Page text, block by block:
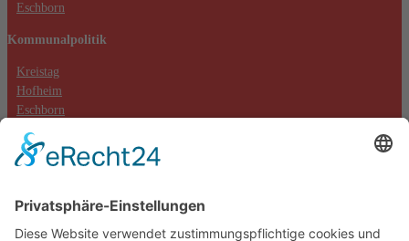
Eschborn
Kommunalpolitik
Kreistag
Hofheim
Eschborn
Hochheim (Massenheim)
Kontakt
Impressum
Cookie-Einstellungen